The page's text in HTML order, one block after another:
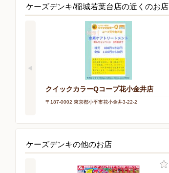
ケーズデンキ/稲城若葉台店の近くのお店
クイックカラーQコープ花小金井店
〒187-0002 東京都小平市花小金井3-22-2
ケーズデンキの他のお店